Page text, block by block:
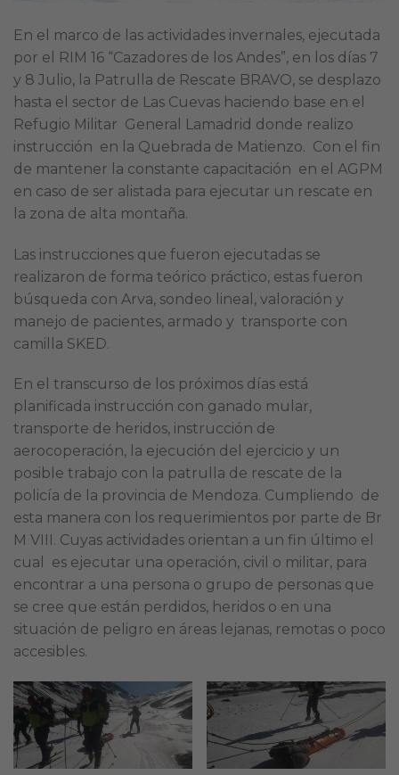
En el marco de las actividades invernales, ejecutada
por el RIM 16 “Cazadores de los Andes”, en los días 7
y 8 Julio, la Patrulla de Rescate BRAVO, se desplazo
hasta el sector de Las Cuevas haciendo base en el
Refugio Militar General Lamadrid donde realizo
instrucción en la Quebrada de Matienzo. Con el fin
de mantener la constante capacitación en el AGPM
en caso de ser alistada para ejecutar un rescate en
la zona de alta montaña.
Las instrucciones que fueron ejecutadas se
realizaron de forma teórico práctico, estas fueron
búsqueda con Arva, sondeo lineal, valoración y
manejo de pacientes, armado y transporte con
camilla SKED.
En el transcurso de los próximos días está
planificada instrucción con ganado mular,
transporte de heridos, instrucción de
aerocoperación, la ejecución del ejercicio y un
posible trabajo con la patrulla de rescate de la
policía de la provincia de Mendoza. Cumpliendo de
esta manera con los requerimientos por parte de Br
M VIII. Cuyas actividades orientan a un fin último el
cual es ejecutar una operación, civil o militar, para
encontrar a una persona o grupo de personas que
se cree que están perdidos, heridos o en una
situación de peligro en áreas lejanas, remotas o poco
accesibles.